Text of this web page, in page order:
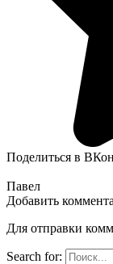
Поделиться в
Павел
Добавить
Для отправки
Search for: